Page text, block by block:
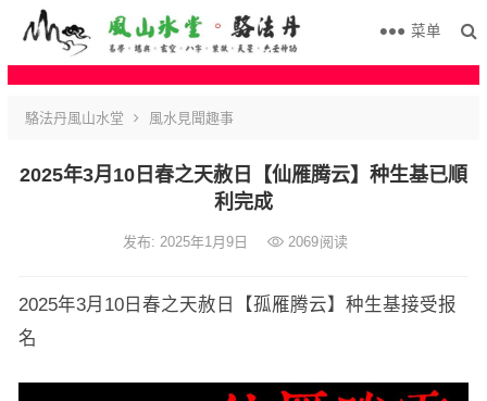
菜单
駱法丹風山水堂 風水見聞趣事
2025年3月10日春之天赦日【仙雁腾云】种生基已順
利完成
发布: 2025年1月9日 2069阅读
2025年3月10日春之天赦日【孤雁腾云】种生基接受报
名